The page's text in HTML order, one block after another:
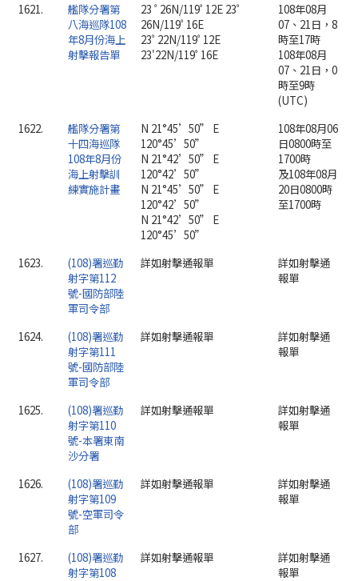
1621.
艦隊分署第
八海巡隊108
年8月份海上
射擊報告單
23 ﾟ26N/119ﾟ12E 23ﾟ
26N/119ﾟ16E
23ﾟ22N/119ﾟ12E
23'22N/119ﾟ16E
108年08月
07、21日，8
時至17時
108年08月
07、21日，0
時至9時
(UTC)
1622.
艦隊分署第
十四海巡隊
108年8月份
海上射擊訓
練實施計畫
N 21°45’50” E
120°45’50”
N 21°42’50” E
120°42’50”
N 21°45’50” E
120°42’50”
N 21°42’50” E
120°45’50”
108年08月06
日0800時至
1700時
及108年08月
20日0800時
至1700時
1623.
(108)署巡勤
射字第112
號-國防部陸
軍司令部
詳如射擊通報單
詳如射擊通
報單
1624.
(108)署巡勤
射字第111
號-國防部陸
軍司令部
詳如射擊通報單
詳如射擊通
報單
1625.
(108)署巡勤
射字第110
號-本署東南
沙分署
詳如射擊通報單
詳如射擊通
報單
1626.
(108)署巡勤
射字第109
號-空軍司令
部
詳如射擊通報單
詳如射擊通
報單
1627.
(108)署巡勤
射字第108
詳如射擊通報單
詳如射擊通
報單